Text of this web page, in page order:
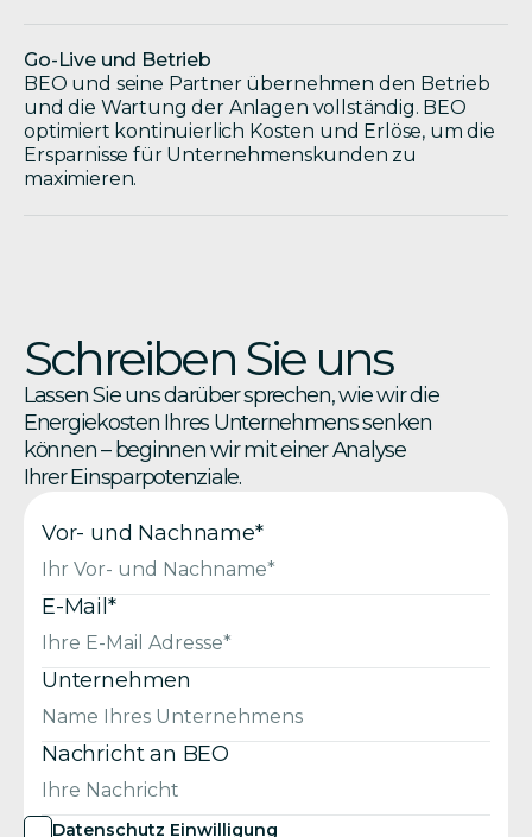
Go-Live und Betrieb
BEO und seine Partner übernehmen den Betrieb
und die Wartung der Anlagen vollständig. BEO
optimiert kontinuierlich Kosten und Erlöse, um die
Ersparnisse für Unternehmenskunden zu
maximieren.
Schreiben Sie uns
Lassen Sie uns darüber sprechen, wie wir die
Energiekosten Ihres Unternehmens senken
können – beginnen wir mit einer Analyse
Ihrer Einsparpotenziale.
Vor- und Nachname*
E-Mail*
Unternehmen
Nachricht an BEO
Datenschutz Einwilligung